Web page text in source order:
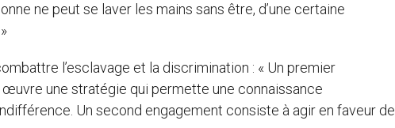
ne peut se laver les mains sans être, d’une certaine
l’esclavage et la discrimination : « Un premier
une stratégie qui permette une connaissance
Un second engagement consiste à agir en faveur de